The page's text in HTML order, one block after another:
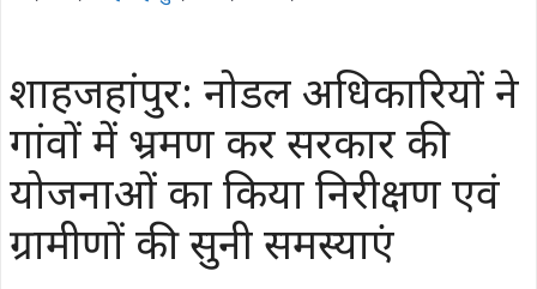
शाहजहांपुर: नोडल अधिकारियों ने
गांवों में भ्रमण कर सरकार की
योजनाओं का किया निरीक्षण एवं
ग्रामीणों की सुनी समस्याएं